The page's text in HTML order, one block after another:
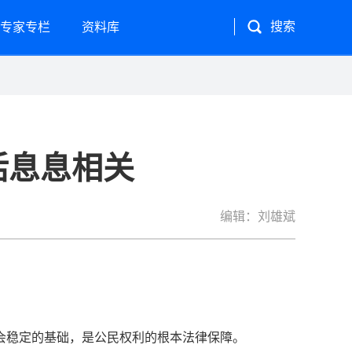
专家专栏 资料库
息相关
编辑：刘雄斌
定的基础，是公民权利的根本法律保障。